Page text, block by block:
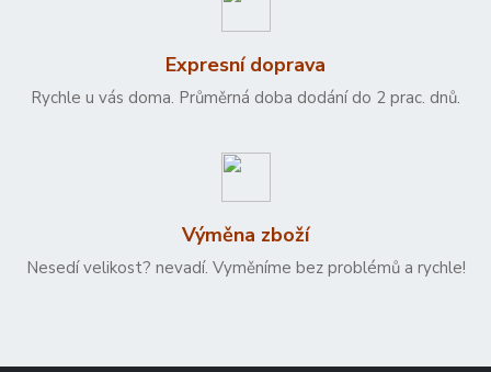
Expresní doprava
Rychle u vás doma. Průměrná doba dodání do 2 prac. dnů.
Výměna zboží
Nesedí velikost? nevadí. Vyměníme bez problémů a rychle!